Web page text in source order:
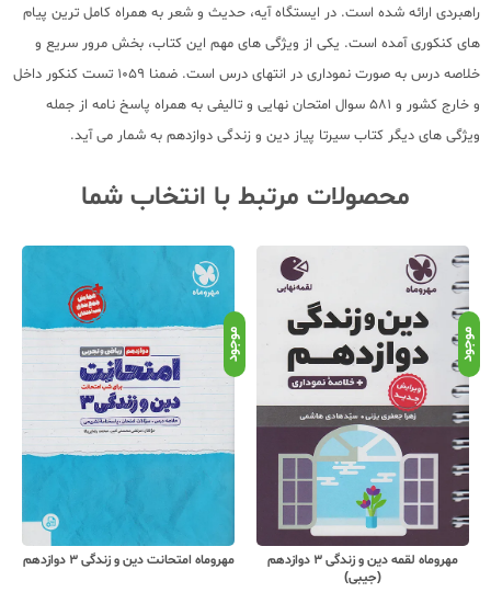
راهبردی ارائه شده است. در ایستگاه آیه، حدیث و شعر به همراه کامل ترین پیام
های کنکوری آمده است. یکی از ویژگی های مهم این کتاب، بخش مرور سریع و
خلاصه درس به صورت نموداری در انتهای درس است. ضمنا 1059 تست کنکور داخل
و خارج کشور و 581 سوال امتحان نهایی و تالیفی به همراه پاسخ نامه از جمله
ویژگی های دیگر کتاب سیرتا پیاز دین و زندگی دوازدهم به شمار می آید.
محصولات مرتبط با انتخاب شما
موجود
مهروماه لقمه دین و زندگی 3 دوازدهم
(جیبی)
موجود
مهروماه امتحانت دین و زندگی 3 دوازدهم